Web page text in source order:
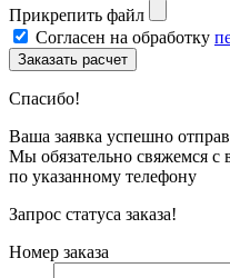
Прикрепить файл
Согласен на обработку
Спасибо!
Ваша заявка успешно
Мы обязательно свяжемся с
по указанному телефону
Запрос статуса заказа!
Номер заказа